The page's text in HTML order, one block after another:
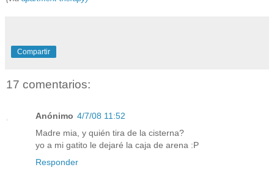
Compartir
17 comentarios:
Anónimo 4/7/08 11:52
Madre mia, y quién tira de la cisterna?
yo a mi gatito le dejaré la caja de arena :P
Responder